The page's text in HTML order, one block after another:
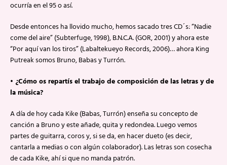
ocurría en el 95 o así.
Desde entonces ha llovido mucho, hemos sacado tres CD´s: “Nadie
come del aire” (Subterfuge, 1998), B.N.C.A. (GOR, 2001) y ahora este
“Por aquí van los tiros” (Labaltekueyo Records, 2006)… ahora King
Putreak somos Bruno, Babas y Turrón.
• ¿Cómo os repartís el trabajo de composición de las letras y de
la música?
A día de hoy cada Kike (Babas, Turrón) enseña su concepto de
canción a Bruno y este añade, quita y redondea. Luego vemos
partes de guitarra, coros y, si se da, en hacer dueto (es decir,
cantarla a medias o con algún colaborador). Las letras son cosecha
de cada Kike, ahí si que no manda patrón.